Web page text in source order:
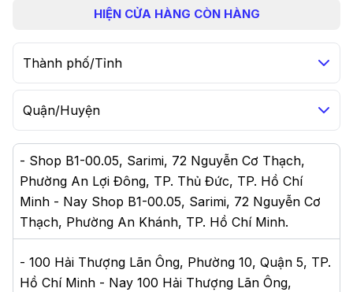
HIỆN CỬA HÀNG CÒN HÀNG
Thành phố/Tỉnh
Quận/Huyện
- Shop B1-00.05, Sarimi, 72 Nguyễn Cơ Thạch,
Phường An Lợi Đông, TP. Thủ Đức, TP. Hồ Chí
Minh - Nay Shop B1-00.05, Sarimi, 72 Nguyễn Cơ
Thạch, Phường An Khánh, TP. Hồ Chí Minh.
- 100 Hải Thượng Lãn Ông, Phường 10, Quận 5, TP.
Hồ Chí Minh - Nay 100 Hải Thượng Lãn Ông,